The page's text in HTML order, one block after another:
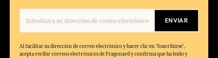
ENVIAR
Al facilitar su dirección de correo electrónico y hacer clic en 'Suscribirse',
acepta recibir correos electrónicos de Fragonard y confirma que ha leído y